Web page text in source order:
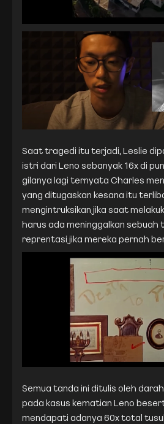
Saat tragedi itu terjadi, Leslie
istri dari Leno sebanyak 16x di
gilanya lagi ternyata Charles
yang ditugaskan kesana itu
mengintruksikan jika saat
harus ada meninggalkan sebuah
reprentasi jika mereka pernah
Semua tanda ini ditulis oleh
pada kasus kematian Leno
mendapati adanya 60x total